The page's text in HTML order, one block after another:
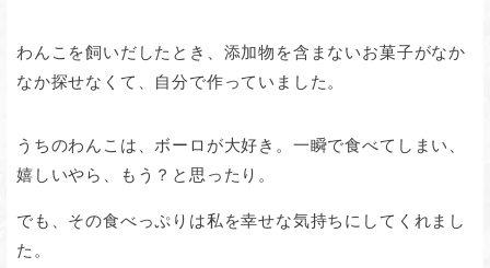
わんこを飼いだしたとき、添加物を含まないお菓子がなか
なか探せなくて、自分で作っていました。
うちのわんこは、ボーロが大好き。一瞬で食べてしまい、
嬉しいやら、もう？と思ったり。
でも、その食べっぷりは私を幸せな気持ちにしてくれまし
た。